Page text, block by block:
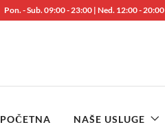
Pon. - Sub. 09:00 - 23:00 | Ned. 12:00 - 20:00
POČETNA NAŠE USLUGE